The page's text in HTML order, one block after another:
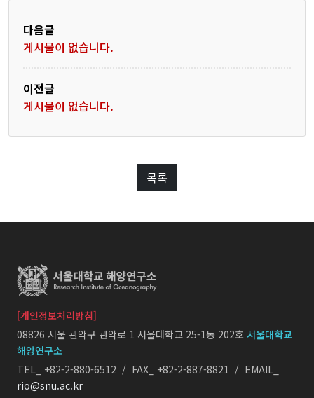
다음글
게시물이 없습니다.
이전글
게시물이 없습니다.
목록
[개인정보처리방침]
08826 서울 관악구 관악로 1 서울대학교 25-1동 202호 서울대학교
해양연구소
TEL_ +82-2-880-6512 / FAX_ +82-2-887-8821 / EMAIL_
rio@snu.ac.kr
동아시아연해순환연구센터
해양바이오연구센터
세미나
기타연구
게시판
공지사항